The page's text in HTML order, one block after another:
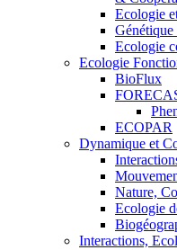
Ecologie
Ecologie
Ecologie
BioFlux
ECOPAR
Dynamique et
Nature,
Ecologie
Interactions,